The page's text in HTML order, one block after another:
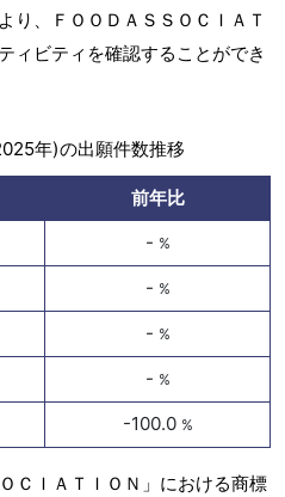
り、ＦＯＯＤＡＳＳＯＣＩＡＴ
ィビティを確認することができ
年)の出願件数推移
前年比
- %
- %
- %
- %
-100.0 %
ＣＩＡＴＩＯＮ」における商標